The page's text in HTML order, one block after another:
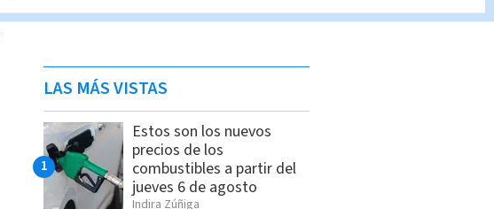
LAS MÁS VISTAS
Estos son los nuevos
precios de los
combustibles a partir del
jueves 6 de agosto
Indira Zúñiga